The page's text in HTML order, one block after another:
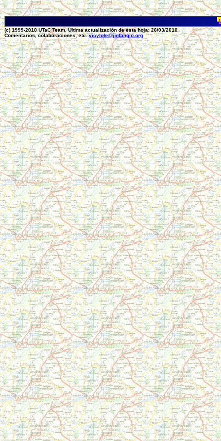
(c) 1999-2010 UTaC Team. Ultima actualización de ésta hoja: 26/03/2010
Comentarios, colaboraciones, etc.:vicylole@jmfangio.org